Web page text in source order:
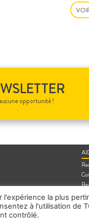
opportunité !
la plus
à l'utilisation de
contrôlé.